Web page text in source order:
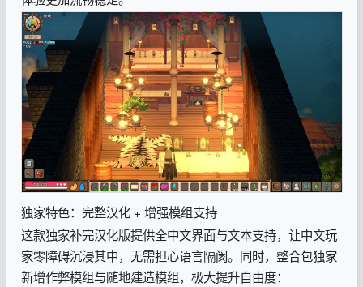
独家特色：完整汉化 + 增强模组支持
这款独家补完汉化版提供全中文界面与文本支持，让中文玩
家零障碍沉浸其中，无需担心语言隔阂。同时，整合包独家
新增作弊模组与随地建造模组，极大提升自由度：